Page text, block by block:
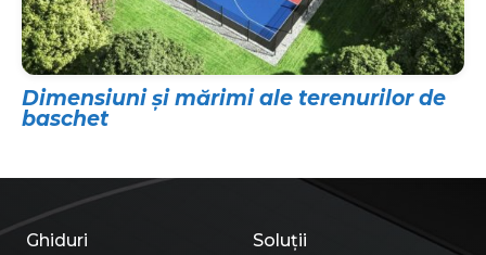
Dimensiuni și mărimi ale terenurilor de
baschet
Soluții
Ghiduri